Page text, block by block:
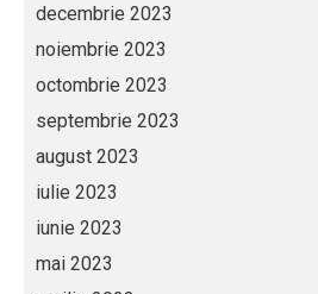
decembrie 2023
noiembrie 2023
octombrie 2023
septembrie 2023
august 2023
iulie 2023
iunie 2023
mai 2023